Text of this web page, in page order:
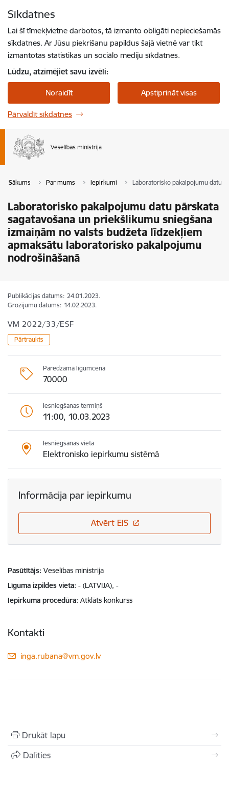
Sīkdatnes
Lai šī tīmekļvietne darbotos, tā izmanto obligāti nepieciešamās
sīkdatnes. Ar Jūsu piekrišanu papildus šajā vietnē var tikt
izmantotas statistikas un sociālo mediju sīkdatnes.
Lūdzu, atzīmējiet savu izvēli:
Noraidīt Apstiprināt visas
Pārvaldīt sīkdatnes
Sākums Par mums Iepirkumi Laboratorisko pakalpojumu datu
Laboratorisko pakalpojumu datu pārskata
sagatavošana un priekšlikumu sniegšana
izmaiņām no valsts budžeta līdzekļiem
apmaksātu laboratorisko pakalpojumu
nodrošināšanā
Publikācijas datums: 24.01.2023.
Grozījumu datums: 14.02.2023.
VM 2022/33/ESF
Pārtraukts
Paredzamā līgumcena
70000
Iesniegšanas termiņš
11:00, 10.03.2023
Iesniegšanas vieta
Elektronisko iepirkumu sistēmā
Informācija par iepirkumu
Atvērt EIS
Pasūtītājs Veselības ministrija
Līguma izpildes vieta - (LATVIJA), -
Iepirkuma procedūra Atklāts konkurss
Kontakti
E-pasts:
inga.rubana@vm.gov.lv
Drukāt lapu
Dalīties